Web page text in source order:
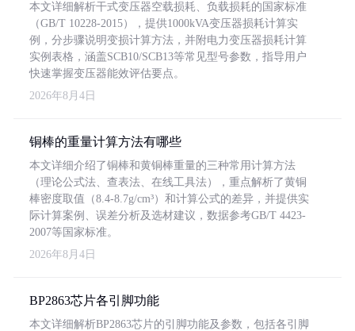
本文详细解析干式变压器空载损耗、负载损耗的国家标准
（GB/T 10228-2015），提供1000kVA变压器损耗计算实
例，分步骤说明变损计算方法，并附电力变压器损耗计算
实例表格，涵盖SCB10/SCB13等常见型号参数，指导用户
快速掌握变压器能效评估要点。
2026年8月4日
铜棒的重量计算方法有哪些
本文详细介绍了铜棒和黄铜棒重量的三种常用计算方法
（理论公式法、查表法、在线工具法），重点解析了黄铜
棒密度取值（8.4-8.7g/cm³）和计算公式的差异，并提供实
际计算案例、误差分析及选材建议，数据参考GB/T 4423-
2007等国家标准。
2026年8月4日
BP2863芯片各引脚功能
本文详细解析BP2863芯片的引脚功能及参数，包括各引脚